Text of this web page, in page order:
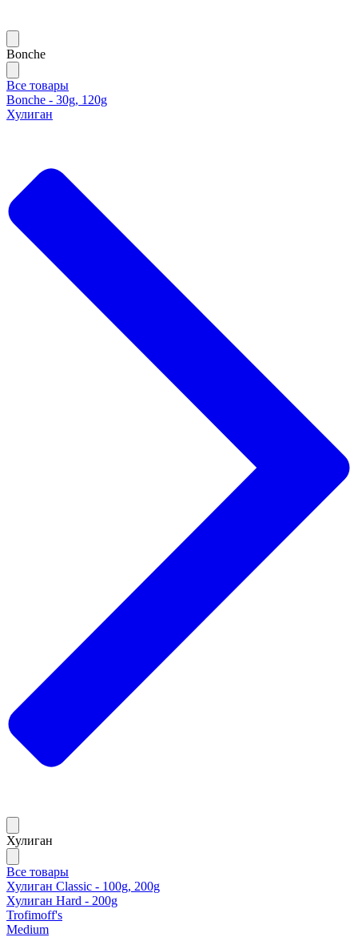
Bonche
Все товары
Bonche - 30g, 120g
Хулиган
Хулиган
Все товары
Хулиган Classic - 100g, 200g
Хулиган Hard - 200g
Trofimoff's
Medium